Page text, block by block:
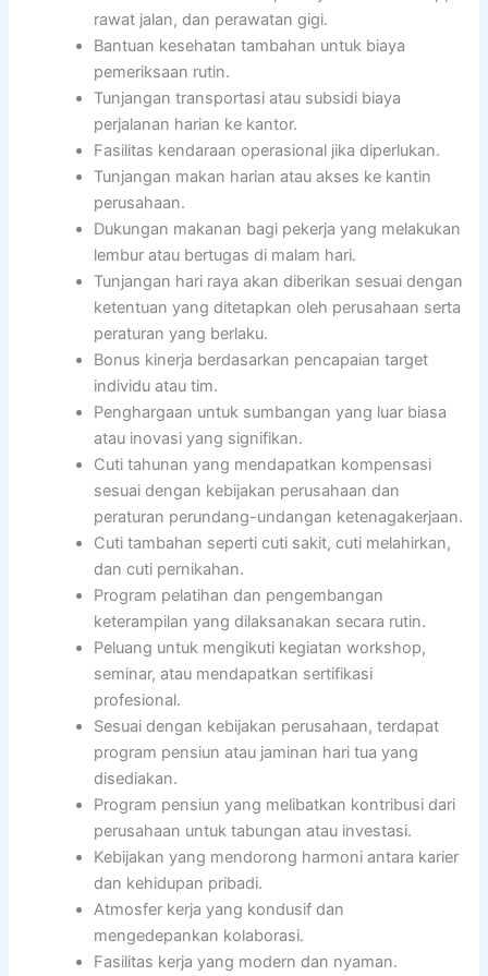
rawat jalan, dan perawatan gigi.
Bantuan kesehatan tambahan untuk biaya
pemeriksaan rutin.
Tunjangan transportasi atau subsidi biaya
perjalanan harian ke kantor.
Fasilitas kendaraan operasional jika diperlukan.
Tunjangan makan harian atau akses ke kantin
perusahaan.
Dukungan makanan bagi pekerja yang melakukan
lembur atau bertugas di malam hari.
Tunjangan hari raya akan diberikan sesuai dengan
ketentuan yang ditetapkan oleh perusahaan serta
peraturan yang berlaku.
Bonus kinerja berdasarkan pencapaian target
individu atau tim.
Penghargaan untuk sumbangan yang luar biasa
atau inovasi yang signifikan.
Cuti tahunan yang mendapatkan kompensasi
sesuai dengan kebijakan perusahaan dan
peraturan perundang-undangan ketenagakerjaan.
Cuti tambahan seperti cuti sakit, cuti melahirkan,
dan cuti pernikahan.
Program pelatihan dan pengembangan
keterampilan yang dilaksanakan secara rutin.
Peluang untuk mengikuti kegiatan workshop,
seminar, atau mendapatkan sertifikasi
profesional.
Sesuai dengan kebijakan perusahaan, terdapat
program pensiun atau jaminan hari tua yang
disediakan.
Program pensiun yang melibatkan kontribusi dari
perusahaan untuk tabungan atau investasi.
Kebijakan yang mendorong harmoni antara karier
dan kehidupan pribadi.
Atmosfer kerja yang kondusif dan
mengedepankan kolaborasi.
Fasilitas kerja yang modern dan nyaman.